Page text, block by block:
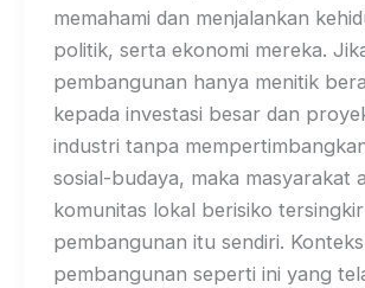
memahami dan menjalankan
politik, serta ekonomi mereka.
pembangunan hanya menitik
kepada investasi besar dan
industri tanpa
sosial-budaya, maka masyarakat
komunitas lokal berisiko
pembangunan itu sendiri. Konteks
pembangunan seperti ini yang